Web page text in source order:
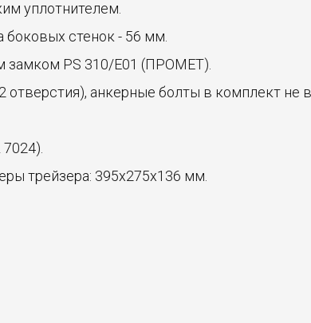
уплотнителем.
стенок - 56 мм.
замком PS 310/E01 (ПРОМЕТ).
отверстия), анкерные болты в комплект не
трейзера: 395х275х136 мм.